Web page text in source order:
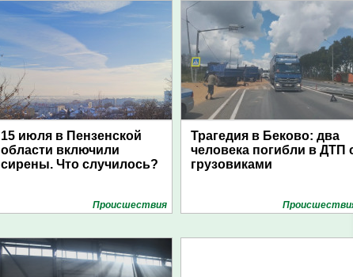
15 июля в Пензенской
области включили
сирены. Что случилось?
Проиcшествия
Трагедия в Беково: два
человека погибли в ДТП
грузовиками